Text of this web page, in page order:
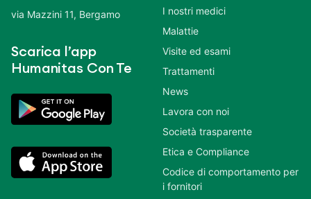
via Mazzini 11, Bergamo
Scarica l’app
Humanitas Con Te
I nostri medici
Malattie
Visite ed esami
Trattamenti
News
Lavora con noi
Società trasparente
Etica e Compliance
Codice di comportamento per
i fornitori